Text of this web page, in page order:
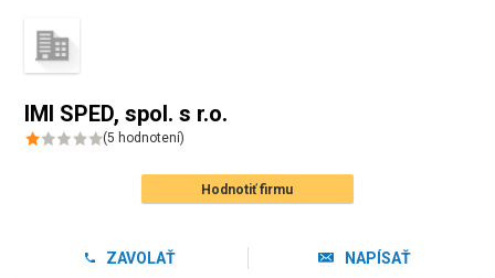
IMI SPED, spol. s r.o.
(5 hodnotení)
Hodnotiť firmu
ZAVOLAŤ NAPÍSAŤ